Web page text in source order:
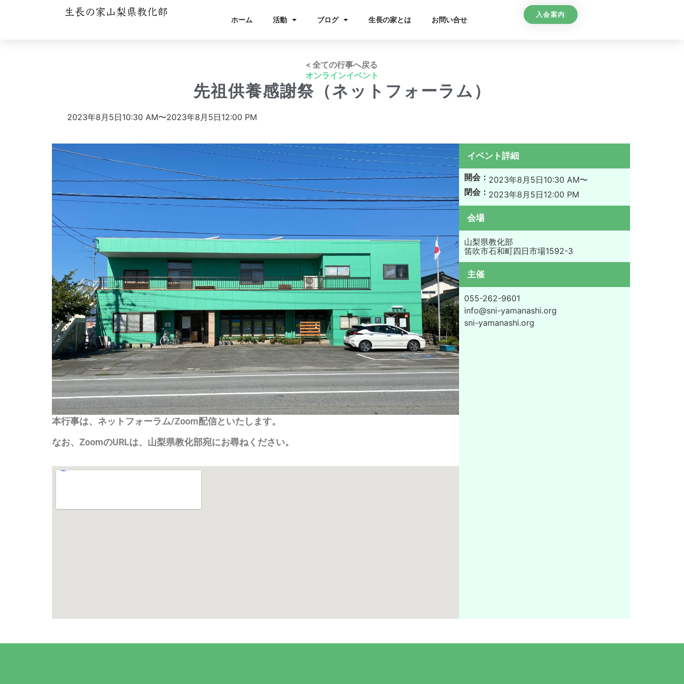
ホーム 活動 ブログ 生長の家とは お問い合せ
入会案内
< 全ての行事へ戻る
オンラインイベント
先祖供養感謝祭（ネットフォーラム）
2023年8月5日10:30 AM〜2023年8月5日12:00 PM
本行事は、ネットフォーラム/Zoom配信といたします。
なお、ZoomのURLは、山梨県教化部宛にお尋ねください。
イベント詳細
開会： 2023年8月5日10:30 AM〜
閉会： 2023年8月5日12:00 PM
会場
山梨県教化部
笛吹市石和町四日市場1592-3
主催
055-262-9601
info@sni-yamanashi.org
sni-yamanashi.org